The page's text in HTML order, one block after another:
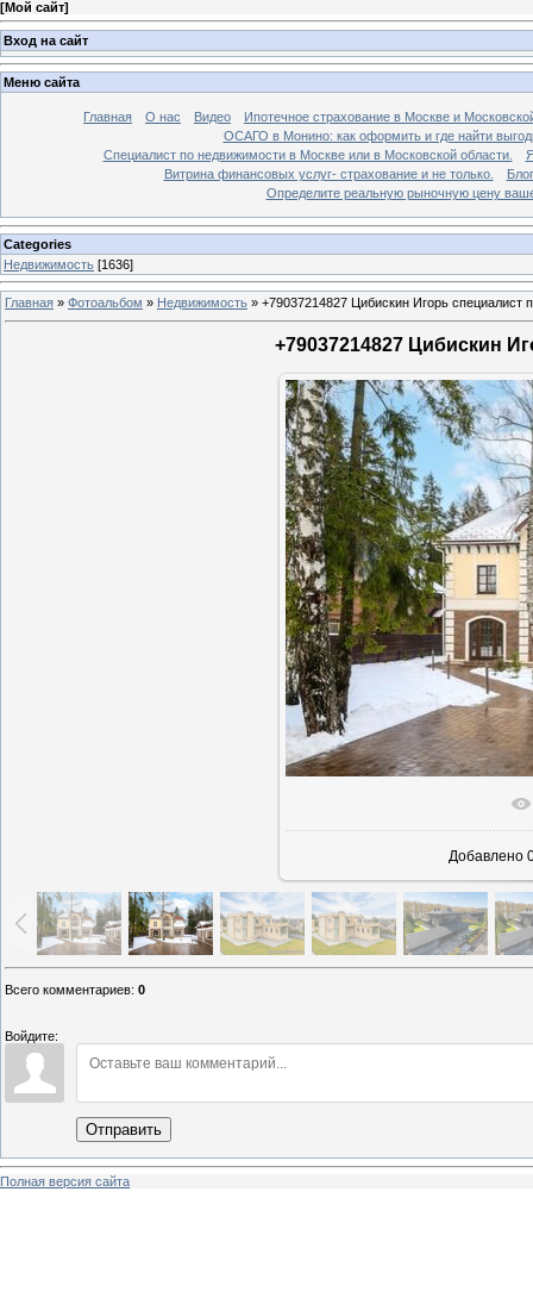
[Мой сайт]
Вход на сайт
Меню сайта
Главная О нас Видео
Ипотечное страхование в Москве и
ОСАГО в Монино: как оформить и где найти
Специалист по недвижимости в Москве или в Московской области.
Витрина финансовых услуг- страхование и не только.
Блог
Определите реальную рыночную цену
Categories
Недвижимость [1636]
Главная » Фотоальбом » Недвижимость » +79037214827 Цибискин Игорь специалист
+79037214827 Цибискин
В
Добавлено
Всего комментариев: 0
Войдите:
Отправить
Полная версия сайта